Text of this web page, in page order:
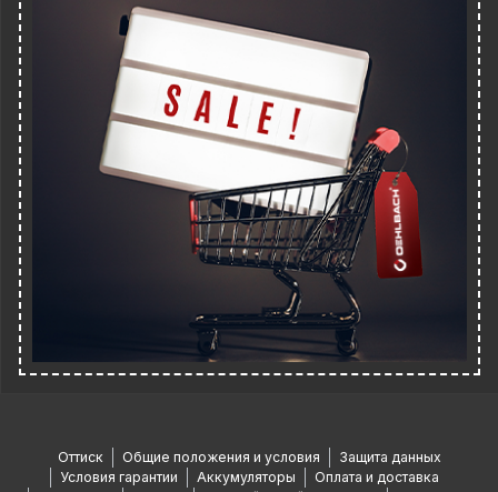
Оттиск Общие положения и условия
Защита данных
Условия гарантии
Аккумуляторы
Оплата и доставка